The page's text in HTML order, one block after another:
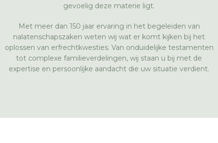
gevoelig deze materie ligt.
Met meer dan 150 jaar ervaring in het begeleiden van
nalatenschapszaken weten wij wat er komt kijken bij het
oplossen van erfrechtkwesties. Van onduidelijke testamenten
tot complexe familieverdelingen, wij staan u bij met de
expertise en persoonlijke aandacht die uw situatie verdient.